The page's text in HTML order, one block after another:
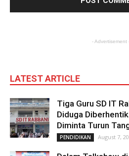
- Advertisement
LATEST ARTICLE
Tiga Guru SD IT
Diduga
Diminta Turun
PENDIDIKAN August 7,